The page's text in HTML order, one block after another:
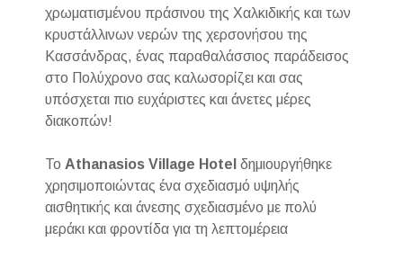
χρωματισμένου πράσινου της Χαλκιδικής και των
κρυστάλλινων νερών της χερσονήσου της
Κασσάνδρας, ένας παραθαλάσσιος παράδεισος
στο Πολύχρονο σας καλωσορίζει και σας
υπόσχεται πιο ευχάριστες και άνετες μέρες
διακοπών!
Το Athanasios Village Hotel δημιουργήθηκε
χρησιμοποιώντας ένα σχεδιασμό υψηλής
αισθητικής και άνεσης σχεδιασμένο με πολύ
μεράκι και φροντίδα για τη λεπτομέρεια